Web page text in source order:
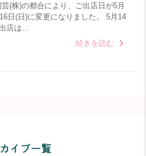
(株)の都合により、ご出店日が5月
日(日)に変更になりました。 5月14
店は…
続きを読む
イブ一覧